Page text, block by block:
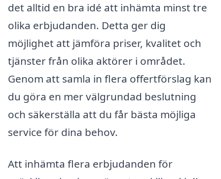
det alltid en bra idé att inhämta minst tre
olika erbjudanden. Detta ger dig
möjlighet att jämföra priser, kvalitet och
tjänster från olika aktörer i området.
Genom att samla in flera offertförslag kan
du göra en mer välgrundad beslutning
och säkerställa att du får bästa möjliga
service för dina behov.
Att inhämta flera erbjudanden för